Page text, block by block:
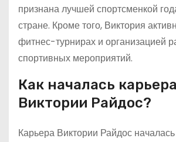
признана лучшей спортсменкой
стране. Кроме того, Виктория
фитнес-турнирах и организацией
спортивных мероприятий.
Как началась карьера
Виктории Райдос?
Карьера Виктории Райдос